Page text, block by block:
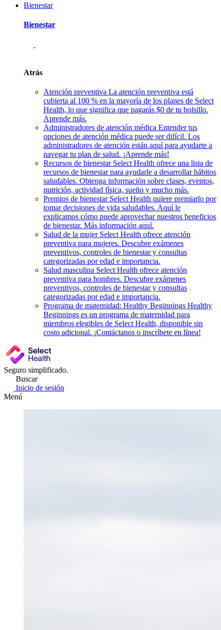
Bienestar
Bienestar
Atrás
Atención preventiva La atención preventiva está
cubierta al 100 % en la mayoría de los planes de Select
Health, lo que significa que pagarás $0 de tu bolsillo.
Aprende más.
Administradores de atención médica Entender tus
opciones de atención médica puede ser difícil. Los
administradores de atención están aquí para ayudarte a
navegar tu plan de salud. ¡Aprende más!
Recursos de bienestar Select Health ofrece una lista de
recursos de bienestar para ayudarle a desarrollar hábitos
saludables. Obtenga información sobre clases, eventos,
nutrición, actividad física, sueño y mucho más.
Premios de bienestar Select Health quiere premiarlo por
tomar decisiones de vida saludables. Aquí le
explicamos cómo puede aprovechar nuestros beneficios
de bienestar. Más información aquí.
Salud de la mujer Select Health ofrece atención
preventiva para mujeres. Descubre exámenes
preventivos, controles de bienestar y consultas
categorizadas por edad e importancia.
Salud masculina Select Health ofrece atención
preventiva para hombres. Descubre exámenes
preventivos, controles de bienestar y consultas
categorizadas por edad e importancia.
Programa de maternidad: Healthy Beginnings Healthy
Beginnings es un programa de maternidad para
miembros elegibles de Select Health, disponible sin
costo adicional. ¡Contáctanos o inscríbete en línea!
Seguro simplificado.
Buscar
Inicio de sesión
Menú